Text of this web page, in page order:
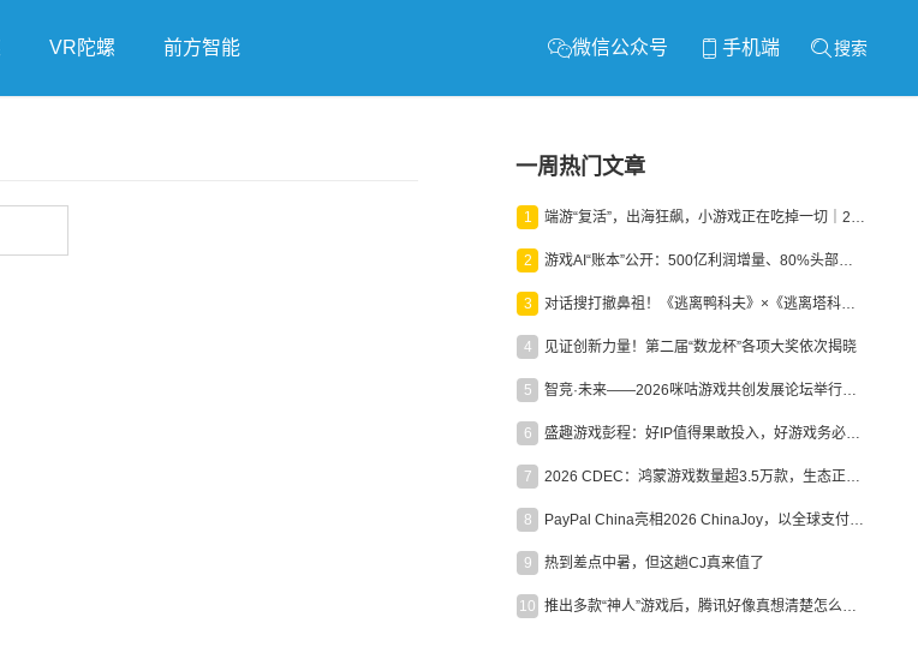
VR陀螺 前方智能 微信公众号 手机端 搜索
一周热门文章
1 端游“复活”，出海狂飙，小游戏正在吃掉一切｜2026上半年产业报告
2 游戏AI“账本”公开：500亿利润增量、80%头部入局，谁在闷声发财？
3 对话搜打撤鼻祖！《逃离鸭科夫》×《逃离塔科夫》官方线下沙龙落幕
4 见证创新力量！第二届“数龙杯”各项大奖依次揭晓
5 智竞·未来——2026咪咕游戏共创发展论坛举行：聚力精品内容、AI创作与电竞生态，共建高品质益智健康游戏社区
6 盛趣游戏彭程：好IP值得果敢投入，好游戏务必长效经营
7 2026 CDEC：鸿蒙游戏数量超3.5万款，生态正循环加速产业高质量发展
8 PayPal China亮相2026 ChinaJoy，以全球支付能力助力中国游戏企业深化全球运营
9 热到差点中暑，但这趟CJ真来值了
10 推出多款“神人”游戏后，腾讯好像真想清楚怎么做二次元了